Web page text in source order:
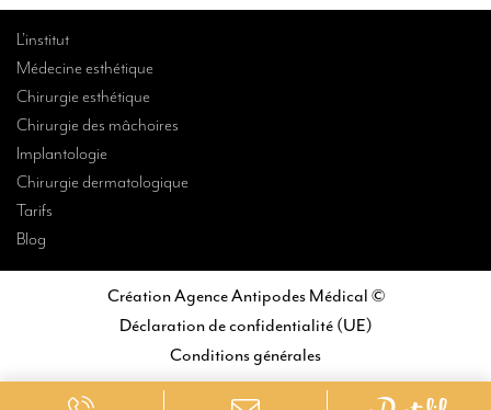
L’institut
Médecine esthétique
Chirurgie esthétique
Chirurgie des mâchoires
Implantologie
Chirurgie dermatologique
Tarifs
Blog
Création Agence Antipodes Médical ©
Déclaration de confidentialité (UE)
Conditions générales